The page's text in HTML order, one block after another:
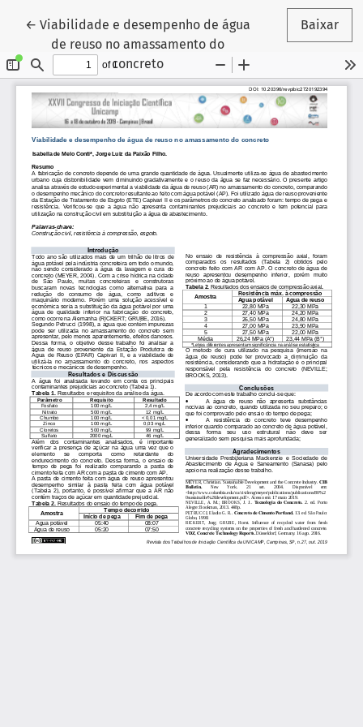
←Voltar aos Detalhes do Artigo
Viabilidade e desempenho de água
de reuso no amassamento do
concreto
Baixar